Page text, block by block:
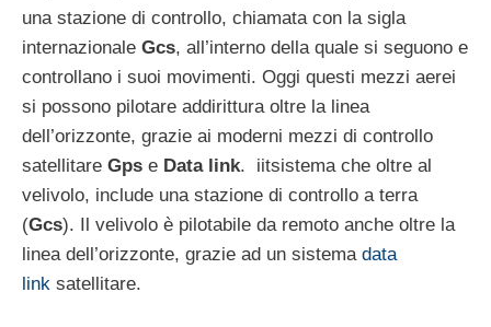
una stazione di controllo, chiamata con la sigla
internazionale Gcs, all’interno della quale si seguono e
controllano i suoi movimenti. Oggi questi mezzi aerei
si possono pilotare addirittura oltre la linea
dell’orizzonte, grazie ai moderni mezzi di controllo
satellitare Gps e Data link. iitsistema che oltre al
velivolo, include una stazione di controllo a terra
(Gcs). Il velivolo è pilotabile da remoto anche oltre la
linea dell’orizzonte, grazie ad un sistema data
link satellitare.